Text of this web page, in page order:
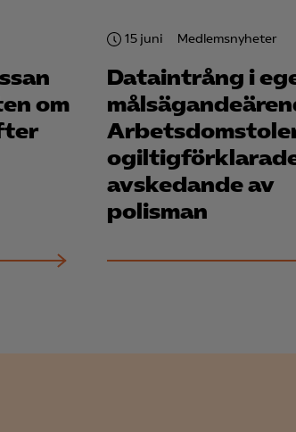
om
15 juni Medlemsnyheter
Dataintrång i
avskedande av
polisman